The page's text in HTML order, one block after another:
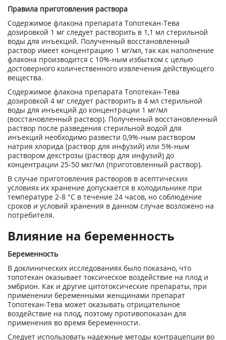
Правила приготовления раствора
Содержимое флакона препарата Топотекан-Тева
дозировкой 1 мг следует растворить в 1,1 мл стерильной
воды для инъекций. Полученный восстановленный
раствор имеет концентрацию 1 мг/мл, так как наполнение
флакона производится с 10%-ным избытком с целью
достоверного количественного извлечения действующего
вещества.
Содержимое флакона препарата Топотекан-Тева
дозировкой 4 мг следует растворить в 4 мл стерильной
воды для инъекций до концентрации 1 мг/мл
(восстановленный раствор). Полученный восстановленный
раствор после разведения стерильной водой для
инъекций необходимо развести 0,9%-ным раствором
натрия хлорида (раствор для инфузий) или 5%-ным
раствором декстрозы (раствор для инфузий) до
концентрации 25-50 мкг/мл (приготовленный раствор).
В случае приготовления растворов в асептических
условиях их хранение допускается в холодильнике при
температуре 2-8 °С в течение 24 часов, но соблюдение
сроков и условий хранения в данном случае возложено на
потребителя.
Влияние на беременность
Беременность
В доклинических исследованиях было показано, что
топотекан оказывает токсическое воздействие на плод и
эмбрион. Как и другие цитотоксические препараты, при
применении беременными женщинами препарат
Топотекан-Тева может оказывать отрицательное
воздействие на плод, поэтому противопоказан для
применения во время беременности.
Следует использовать надежные методы контрацепции во